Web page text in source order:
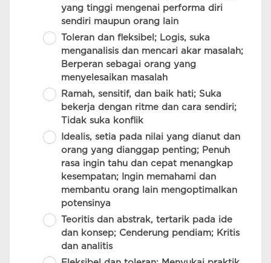
yang tinggi mengenai performa diri
sendiri maupun orang lain
Toleran dan fleksibel; Logis, suka
menganalisis dan mencari akar masalah;
Berperan sebagai orang yang
menyelesaikan masalah
Ramah, sensitif, dan baik hati; Suka
bekerja dengan ritme dan cara sendiri;
Tidak suka konflik
Idealis, setia pada nilai yang dianut dan
orang yang dianggap penting; Penuh
rasa ingin tahu dan cepat menangkap
kesempatan; Ingin memahami dan
membantu orang lain mengoptimalkan
potensinya
Teoritis dan abstrak, tertarik pada ide
dan konsep; Cenderung pendiam; Kritis
dan analitis